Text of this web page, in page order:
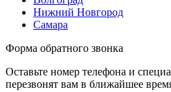
Нижний Новгород
Самара
Форма обратного звонка
Оставьте номер телефона и
перезвонят вам в ближайшее